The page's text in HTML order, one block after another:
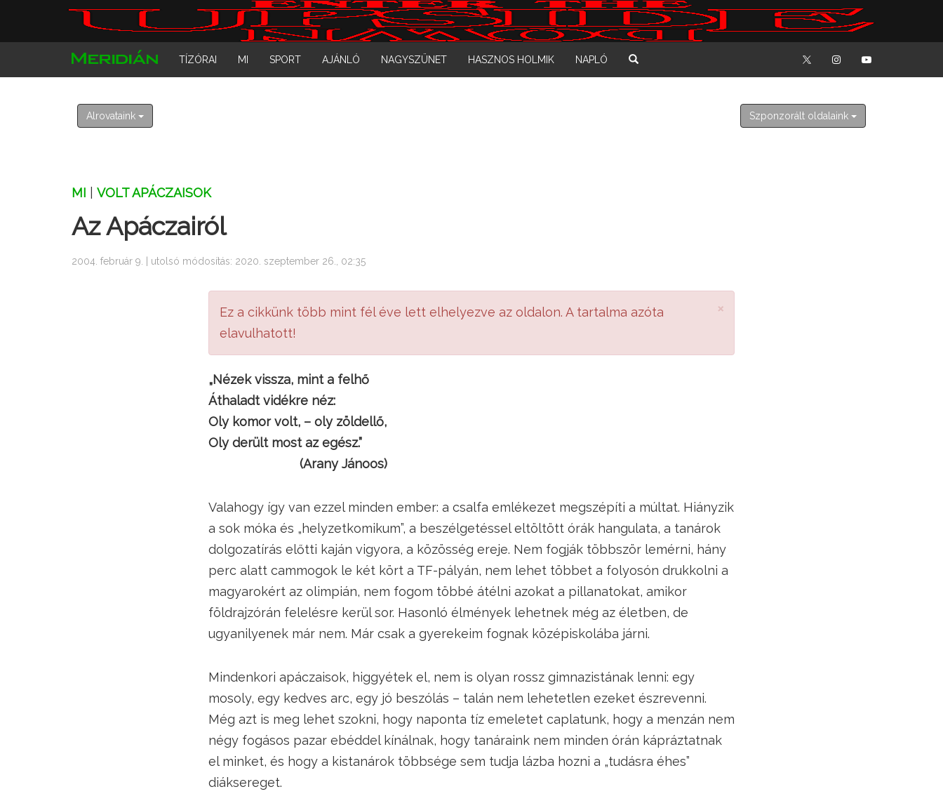
2026. augusztus 8. szombat
László
TÍZÓRAI MI SPORT AJÁNLÓ NAGYSZÜNET HASZNOS HOLMIK NAPLÓ
Alrovataink Szponzorált oldalaink
MI VOLT APÁCZAISOK
Az Apáczairól
2004. február 9. | utolsó módosítás: 2020. szeptember 26., 02:35
×
Ez a cikkünk több mint fél éve lett elhelyezve az oldalon. A tartalma azóta
elavulhatott!
„Nézek vissza, mint a felhő
Áthaladt vidékre néz:
Oly komor volt, – oly zöldellő,
Oly derült most az egész.”
(Arany Jánoos)
Valahogy így van ezzel minden ember: a csalfa emlékezet megszépíti a múltat. Hiányzik
a sok móka és „helyzetkomikum”, a beszélgetéssel eltöltött órák hangulata, a tanárok
dolgozatírás előtti kaján vigyora, a közösség ereje. Nem fogják többször lemérni, hány
perc alatt cammogok le két kört a TF-pályán, nem lehet többet a folyosón drukkolni a
magyarokért az olimpián, nem fogom többé átélni azokat a pillanatokat, amikor
földrajzórán felelésre kerül sor. Hasonló élmények lehetnek még az életben, de
ugyanilyenek már nem. Már csak a gyerekeim fognak középiskolába járni.
Mindenkori apáczaisok, higgyétek el, nem is olyan rossz gimnazistának lenni: egy
mosoly, egy kedves arc, egy jó beszólás – talán nem lehetetlen ezeket észrevenni.
Még azt is meg lehet szokni, hogy naponta tíz emeletet caplatunk, hogy a menzán nem
négy fogásos pazar ebéddel kínálnak, hogy tanáraink nem minden órán kápráztatnak
el minket, és hogy a kistanárok többsége sem tudja lázba hozni a „tudásra éhes”
diáksereget.